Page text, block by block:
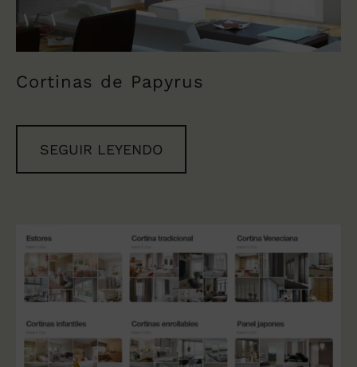
Cortinas de Papyrus
SEGUIR LEYENDO